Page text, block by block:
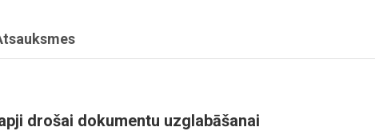
drošai dokumentu uzglabāšanai